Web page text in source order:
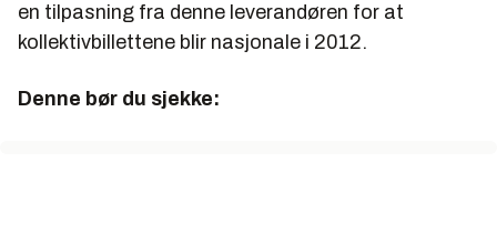
en tilpasning fra denne leverandøren for at
kollektivbillettene blir nasjonale i 2012.
Denne bør du sjekke: